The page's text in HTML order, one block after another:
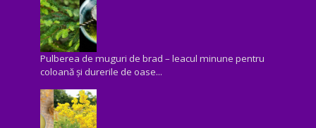
Pulberea de muguri de brad – leacul minune pentru
coloană și durerile de oase...